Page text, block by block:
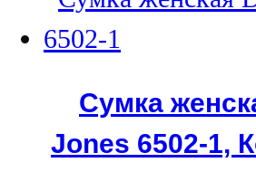
Сумка
Jones 6502-1,